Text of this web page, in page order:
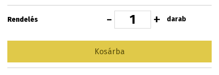
Rendelés - + darab
Kosárba